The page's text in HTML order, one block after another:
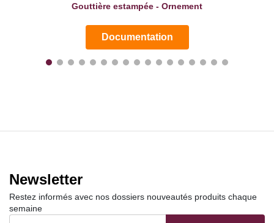
Gouttière estampée - Ornement
Documentation
Newsletter
Restez informés avec nos dossiers nouveautés produits chaque
semaine